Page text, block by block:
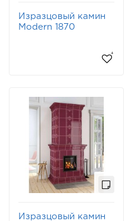
Изразцовый камин
Modern 1870
Изразцовый камин